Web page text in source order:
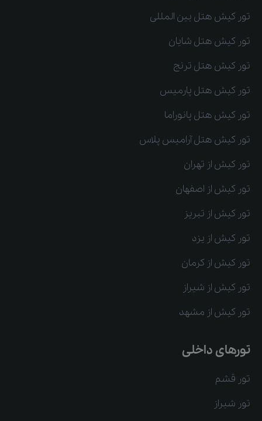
تور کیش هتل بین المللی
تور کیش هتل شایان
تور کیش هتل ترنج
تور کیش هتل پارمیس
تور کیش هتل پانوراما
تور کیش هتل آرامیس پلاس
تور کیش از تهران
تور کیش از اصفهان
تور کیش از تبریز
تور کیش از یزد
تور کیش از کرمان
تور کیش از شیراز
تور کیش از مشهد
تورهای داخلی
تور قشم
تور شیراز